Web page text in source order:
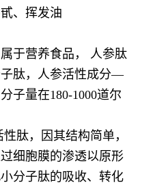
、挥发油
于营养食品， 人参肽
肽，人参活性成分—
子量在180-1000道尔
肽，因其结构简单，
细胞膜的渗透以原形
分子肽的吸收、转化